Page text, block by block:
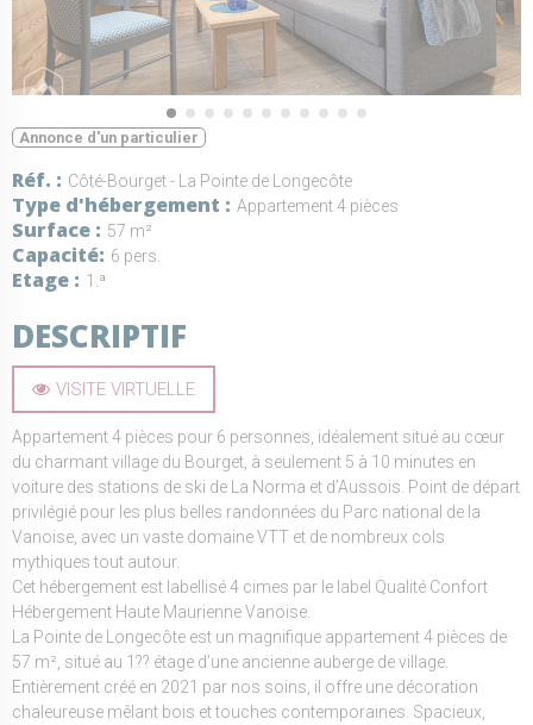
Annonce d'un particulier
Réf. Côté-Bourget - La Pointe de Longecôte
Type d'hébergement Appartement 4 pièces
Surface 57 m²
Capacité 6 pers.
Etage 1.ª
DESCRIPTIF
VISITE VIRTUELLE
Appartement 4 pièces pour 6 personnes, idéalement situé au cœur
du charmant village du Bourget, à seulement 5 à 10 minutes en
voiture des stations de ski de La Norma et d’Aussois. Point de départ
privilégié pour les plus belles randonnées du Parc national de la
Vanoise, avec un vaste domaine VTT et de nombreux cols
mythiques tout autour.
Cet hébergement est labellisé 4 cimes par le label Qualité Confort
Hébergement Haute Maurienne Vanoise.
La Pointe de Longecôte est un magnifique appartement 4 pièces de
57 m², situé au 1?? étage d’une ancienne auberge de village.
Entièrement créé en 2021 par nos soins, il offre une décoration
chaleureuse mêlant bois et touches contemporaines. Spacieux,